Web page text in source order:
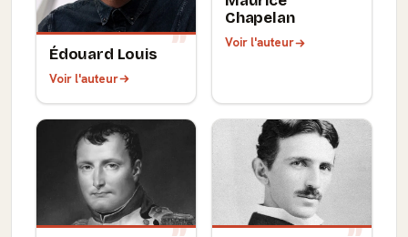
Édouard Louis
Voir l'auteur
Chapelan
Voir l'auteur